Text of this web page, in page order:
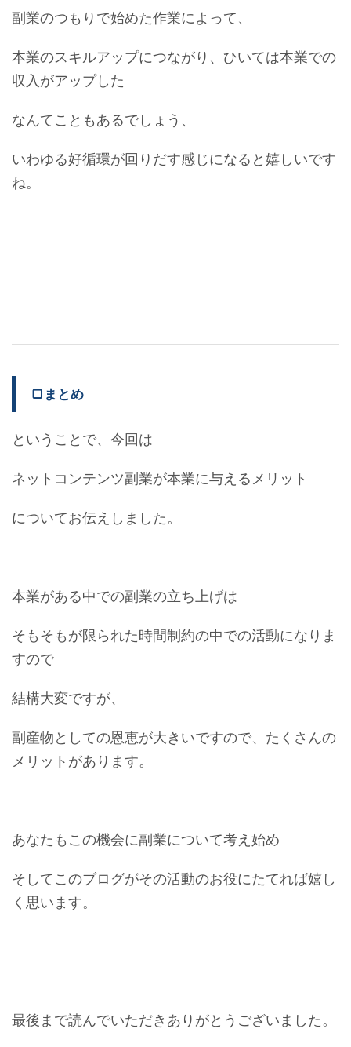
副業のつもりで始めた作業によって、
本業のスキルアップにつながり、ひいては本業での
収入がアップした
なんてこともあるでしょう、
いわゆる好循環が回りだす感じになると嬉しいです
ね。
▢まとめ
ということで、今回は
ネットコンテンツ副業が本業に与えるメリット
についてお伝えしました。
本業がある中での副業の立ち上げは
そもそもが限られた時間制約の中での活動になりま
すので
結構大変ですが、
副産物としての恩恵が大きいですので、たくさんの
メリットがあります。
あなたもこの機会に副業について考え始め
そしてこのブログがその活動のお役にたてれば嬉し
く思います。
最後まで読んでいただきありがとうございました。